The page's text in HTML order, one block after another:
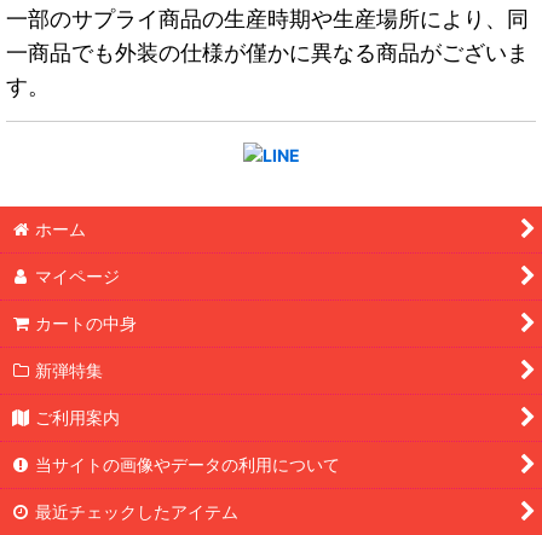
一部のサプライ商品の生産時期や生産場所により、同
一商品でも外装の仕様が僅かに異なる商品がございま
す。
ホーム
マイページ
カートの中身
新弾特集
ご利用案内
当サイトの画像やデータの利用について
最近チェックしたアイテム